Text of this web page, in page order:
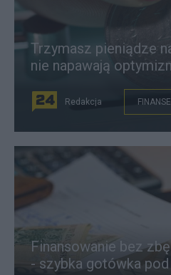
Trzymasz pieniądze
nie napawają
Redakcja
Finansowanie bez
- szybka gotówka